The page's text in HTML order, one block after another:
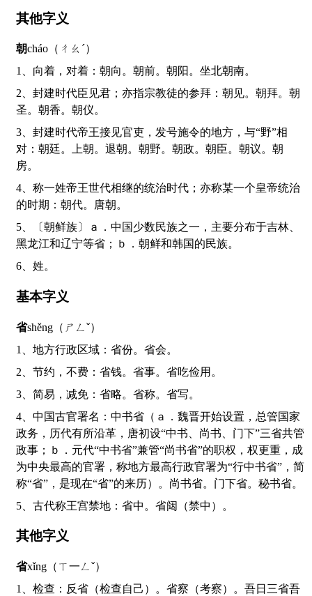
其他字义
朝cháo（ㄔㄠˊ）
1、向着，对着：朝向。朝前。朝阳。坐北朝南。
2、封建时代臣见君；亦指宗教徒的参拜：朝见。朝拜。朝
圣。朝香。朝仪。
3、封建时代帝王接见官吏，发号施令的地方，与“野”相
对：朝廷。上朝。退朝。朝野。朝政。朝臣。朝议。朝
房。
4、称一姓帝王世代相继的统治时代；亦称某一个皇帝统治
的时期：朝代。唐朝。
5、〔朝鲜族〕ａ．中国少数民族之一，主要分布于吉林、
黑龙江和辽宁等省；ｂ．朝鲜和韩国的民族。
6、姓。
基本字义
省shěng（ㄕㄥˇ）
1、地方行政区域：省份。省会。
2、节约，不费：省钱。省事。省吃俭用。
3、简易，减免：省略。省称。省写。
4、中国古官署名：中书省（ａ．魏晋开始设置，总管国家
政务，历代有所沿革，唐初设“中书、尚书、门下”三省共管
政事；ｂ．元代“中书省”兼管“尚书省”的职权，权更重，成
为中央最高的官署，称地方最高行政官署为“行中书省”，简
称“省”，是现在“省”的来历）。尚书省。门下省。秘书省。
5、古代称王宫禁地：省中。省闼（禁中）。
其他字义
省xǐng（ㄒ一ㄥˇ）
1、检查：反省（检查自己）。省察（考察）。吾日三省吾